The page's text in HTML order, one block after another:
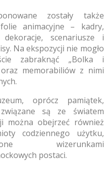
zostały także
animacyjne – kadry,
dekoracje, scenariusze i
Na ekspozycji nie mogło
zabraknąć „Bolka i
oraz memorabiliów z nimi
oprócz pamiątek,
są ze światem
można obejrzeć również
codziennego użytku,
wizerunkami
postaci.